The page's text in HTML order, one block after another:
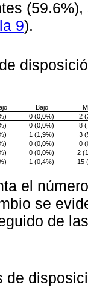
9).
Bajo
0 (0,0%)
2
0 (0,0%)
8
1 (1,9%)
3
0 (0,0%)
0
0 (0,0%)
2
1 (0,4%) 15
el
se
de
de